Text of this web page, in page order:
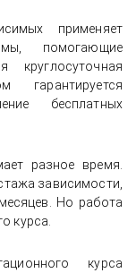
применяет
помогающие
круглосуточная
бесплатных
разное время.
зависимости,
Но работа
курса.
курса